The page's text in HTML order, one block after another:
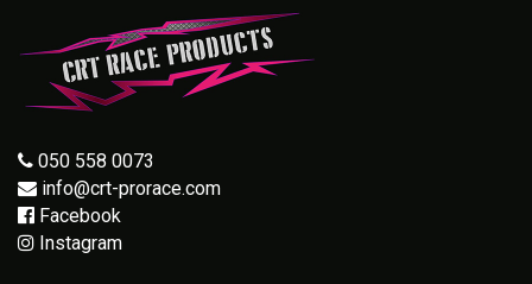
050 558 0073
info@crt-prorace.com
Facebook
Instagram